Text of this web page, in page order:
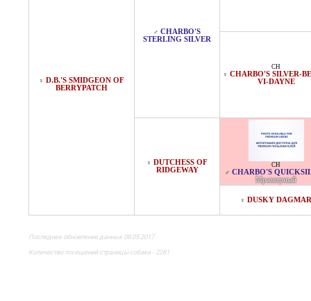
♀ D.B.'S SMIDGEON OF
BERRYPATCH
♂ CHARBO'S
STERLING SILVER
CH
♀ CHARBO'S SILVER-
VI-DAYNE
♀ DUTCHESS OF
RIDGEWAY
CH
♂ CHARBO'S
Мраморный
♀ DUSKY DAGMAR
Последнее обновление данных 08.05.2017
Количество посещений страницы собаки - 2281